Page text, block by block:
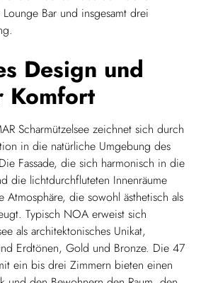
Bar und insgesamt drei
Design und
Komfort
Scharmützelsee zeichnet sich durch
in die natürliche Umgebung des
Fassade, die sich harmonisch in die
die lichtdurchfluteten Innenräume
Atmosphäre, die sowohl ästhetisch als
Typisch NOA erweist sich
als architektonisches Unikat,
Erdtönen, Gold und Bronze. Die 47
ein bis drei Zimmern bieten einen